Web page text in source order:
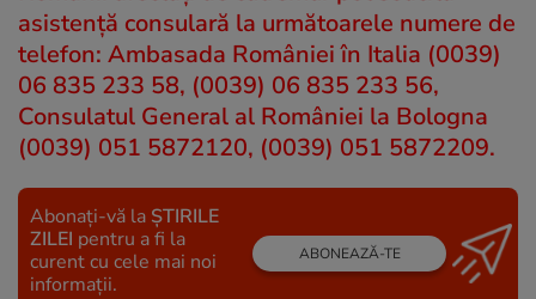
asistenţă consulară la următoarele numere de
telefon: Ambasada României în Italia (0039)
06 835 233 58, (0039) 06 835 233 56,
Consulatul General al României la Bologna
(0039) 051 5872120, (0039) 051 5872209.
Abonați-vă la ȘTIRILE
ZILEI pentru a fi la
curent cu cele mai noi
informații.
ABONEAZĂ-TE